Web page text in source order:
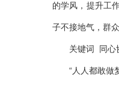
的学风，提升工
子不接地气，群
关键词 同心
“人人都敢做